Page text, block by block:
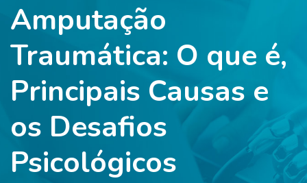
Amputação
Traumática: O que é,
Principais Causas e
os Desafios
Psicológicos